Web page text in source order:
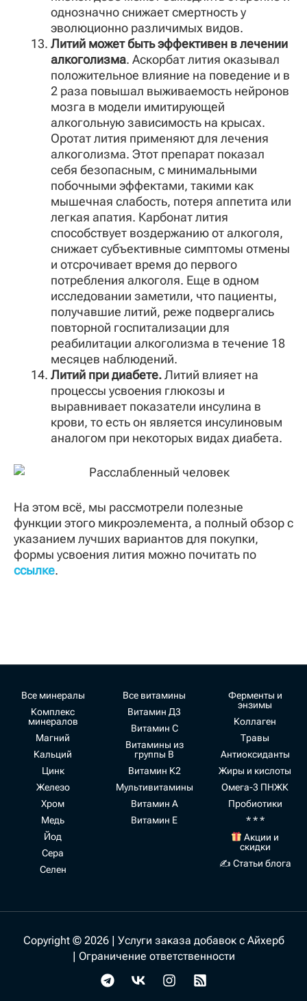
однозначно снижает смертность у
эволюционно различимых видов.
Литий может быть эффективен в лечении
алкоголизма. Аскорбат лития оказывал
положительное влияние на поведение и в
2 раза повышал выживаемость нейронов
мозга в модели имитирующей
алкогольную зависимость на крысах.
Оротат лития применяют для лечения
алкоголизма. Этот препарат показал
себя безопасным, с минимальными
побочными эффектами, такими как
мышечная слабость, потеря аппетита или
легкая апатия. Карбонат лития
способствует воздержанию от алкоголя,
снижает субъективные симптомы отмены
и отсрочивает время до первого
потребления алкоголя. Еще в одном
исследовании заметили, что пациенты,
получавшие литий, реже подвергались
повторной госпитализации для
реабилитации алкоголизма в течение 18
месяцев наблюдений.
Литий при диабете.Литий влияет на
процессы усвоения глюкозы и
выравнивает показатели инсулина в
крови, то есть он является инсулиновым
аналогом при некоторых видах диабета.
На этом всё, мы рассмотрели полезные
функции этого микроэлемента, а полный обзор с
указанием лучших вариантов для покупки,
формы усвоения лития можно почитать по
ссылке.
Все минералы
Комплекс
минералов
Магний
Кальций
Цинк
Железо
Хром
Медь
Йод
Сера
Селен
Все витамины
Витамин Д3
Витамин С
Витамины из
группы В
Витамин К2
Мультивитамины
Витамин А
Витамин Е
Ферменты и
энзимы
Коллаген
Травы
Антиоксиданты
Жиры и кислоты
Омега-3 ПНЖК
Пробиотики
* * *
Акции и
скидки
✍ Статьи блога
Copyright © 2026 | Услуги заказа добавок с Айхерб
Ограничение ответственности